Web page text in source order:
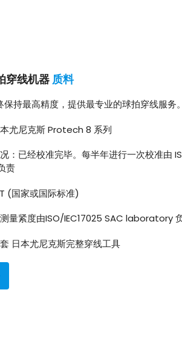
穿线机器质料
持最高精度，提供最专业的球拍穿线服务。
尤尼克斯 Protech 8 系列
：已经校准完毕。每半年进行一次校准由
责
(国家或国际标准)
量紧度由ISO/IEC17025 SAC laboratory
日本尤尼克斯完整穿线工具